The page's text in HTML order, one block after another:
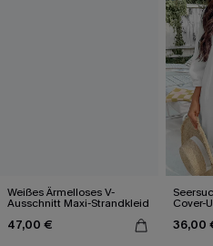
Weißes Ärmelloses V-
Ausschnitt Maxi-Strandkleid
47,00 €
Cover-
36,00